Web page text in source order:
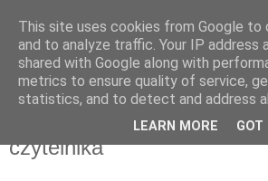
wtorek, 28 czerwca 2011
Tekst nadesłany przez
czytelnika
This site uses cookies from Google to
and to analyze traffic. Your IP address
shared with Google along with
metrics to ensure quality of service,
statistics, and to detect and address
LEARN MORE GOT